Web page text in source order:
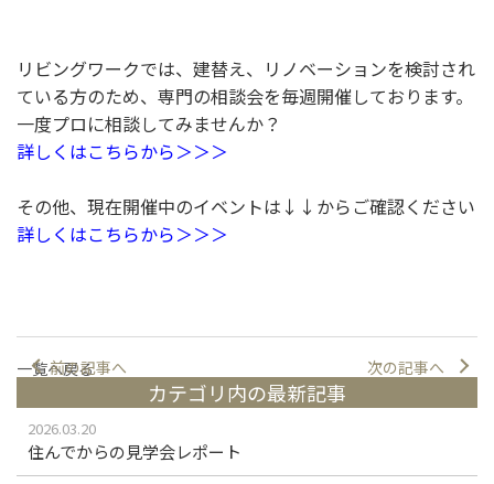
リビングワークでは、建替え、リノベーションを検討され
ている方のため、専門の相談会を毎週開催しております。
一度プロに相談してみませんか？
詳しくはこちらから＞＞＞
その他、現在開催中のイベントは↓↓からご確認ください
詳しくはこちらから＞＞＞
前の記事へ 次の記事へ
一覧へ戻る
カテゴリ内の最新記事
2026.03.20
住んでからの見学会レポート